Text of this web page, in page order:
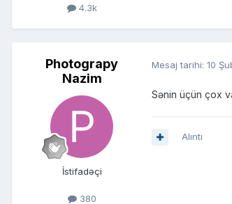
4.3k
Photograpy
Nazim
İstifadəçi
380
Mesaj tarihi: 10
Sənin üçün çox
Alıntı